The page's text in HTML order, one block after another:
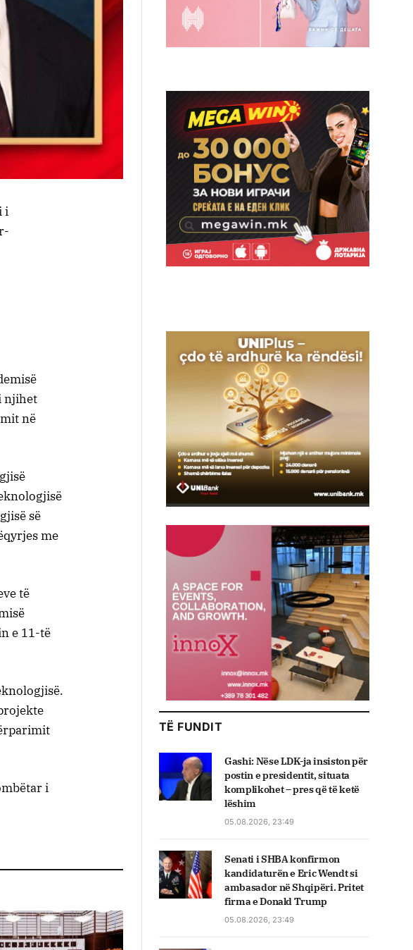
i
njihet
në
së
me
të
e 11-të
i
TË FUNDIT
Gashi: Nëse LDK-ja insiston për
postin e presidentit, situata
komplikohet – pres që të ketë
lëshim
05.08.2026, 23:49
Senati i SHBA konfirmon
kandidaturën e Eric Wendt si
ambasador në Shqipëri. Pritet
firma e Donald Trump
05.08.2026, 23:49